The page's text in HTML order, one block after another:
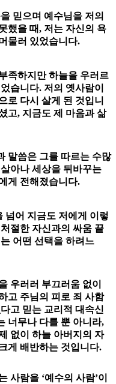
믿으며 예수님을 저의
했을 때, 저는 자신의 욕
물러 있었습니다.
족하지만 하늘을 우러르
습니다. 저의 옛사람이
로 다시 살게 된 것입니
고, 지금도 제 마음과 삶
말씀은 그를 따르는 수많
아나 세상을 뒤바꾸는
게 전해졌습니다.
넘어 지금도 저에게 이렇
절한 자신과의 싸움 끝
어떤 선택을 하려느
우러러 부끄러움 없이
고 주님의 피로 죄 사함
고 믿는 교리적 대속신
너무나 다를 뿐 아니라,
없이 하늘 아버지의 자
게 배반하는 것입니다.
사람을 ‘예수의 사람’이